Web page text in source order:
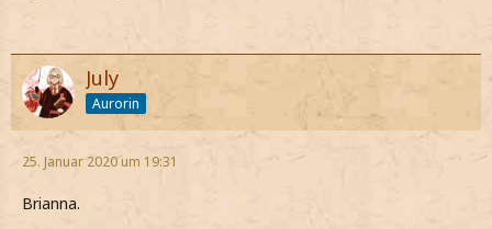
July
Aurorin
25. Januar 2020 um 19:31
Brianna.